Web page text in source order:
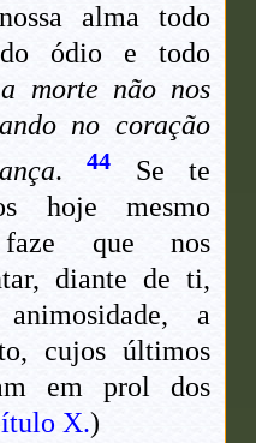
alma todo
ódio e todo
morte não nos
no coração
.44 Se te
hoje mesmo
que nos
diante de ti,
a
cujos últimos
em prol dos
X.)